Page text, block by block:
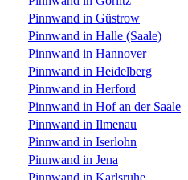
Pinnwand in Güstrow
Pinnwand in Halle (Saale)
Pinnwand in Hannover
Pinnwand in Heidelberg
Pinnwand in Herford
Pinnwand in Hof an der Saale
Pinnwand in Ilmenau
Pinnwand in Iserlohn
Pinnwand in Jena
Pinnwand in Karlsruhe